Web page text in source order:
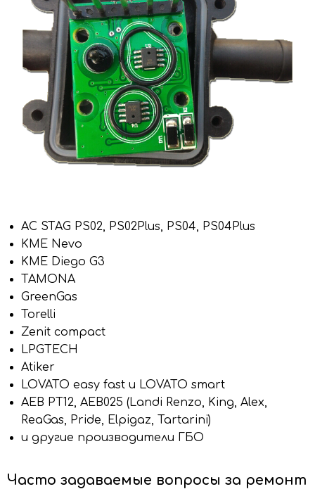
AC STAG PS02, PS02Plus, PS04, PS04Plus
KME Nevo
KME Diego G3
TAMONA
GreenGas
Torelli
Zenit compact
LPGTECH
Atiker
LOVATO easy fast и LOVATO smart
AEB PT12, AEB025 (Landi Renzo, King, Alex,
ReaGas, Pride, Elpigaz, Tartarini)
и другие производители ГБО
Часто задаваемые вопросы за ремонт